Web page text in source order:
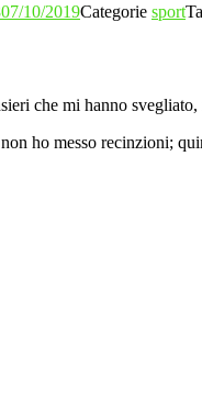
07/10/2019Categorie sport
che mi hanno
ho messo recinzioni;